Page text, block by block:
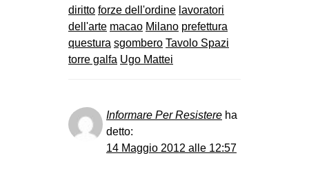
diritto forze dell'ordine lavoratori
dell'arte macao Milano prefettura
questura sgombero Tavolo Spazi
torre galfa Ugo Mattei
Informare Per Resistere ha
detto:
14 Maggio 2012 alle 12:57